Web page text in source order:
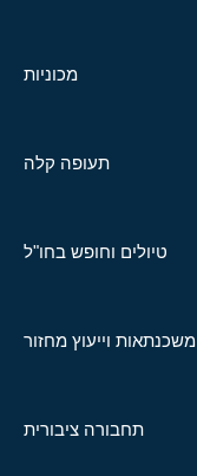
מכוניות
תעופה קלה
טיולים וחופש בחו"ל
משכנתאות וייעוץ מחזור
תחבורה ציבורית